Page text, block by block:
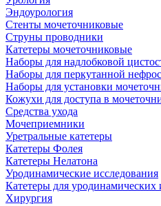
Эндоурология
Стенты мочеточниковые
Струны проводники
Катетеры мочеточниковые
Наборы для надлобковой
Наборы для перкутанной
Наборы для установки
Кожухи для доступа в
Средства ухода
Мочеприемники
Уретральные катетеры
Катетеры Фолея
Катетеры Нелатона
Уродинамические исследования
Катетеры для уродинамических
Хирургия